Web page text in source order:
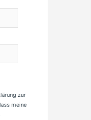
zur
meine